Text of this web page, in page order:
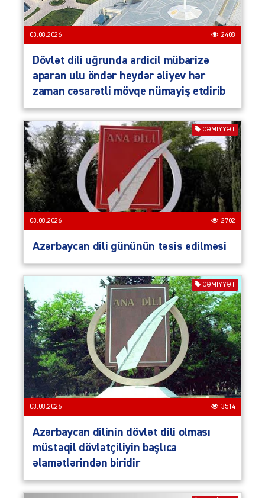
03.08.2026 2408
Dövlət dili uğrunda ardicil mübarizə
aparan ulu öndər heydər əliyev hər
zaman cəsarətli mövqe nümayiş etdirib
CƏMIYYƏT
03.08.2026 2702
Azərbaycan dili gününün təsis edilməsi
CƏMIYYƏT
03.08.2026 3514
Azərbaycan dilinin dövlət dili olması
müstəqil dövlətçiliyin başlıca
əlamətlərindən biridir